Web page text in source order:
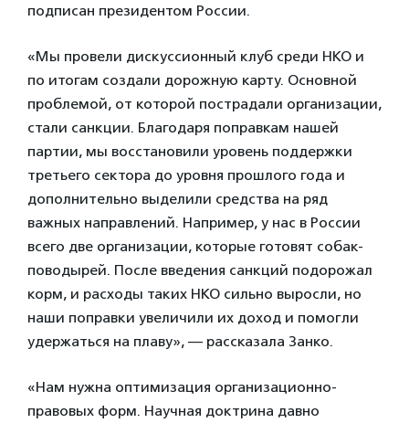
подписан президентом России.
«Мы провели дискуссионный клуб среди НКО и
по итогам создали дорожную карту. Основной
проблемой, от которой пострадали организации,
стали санкции. Благодаря поправкам нашей
партии, мы восстановили уровень поддержки
третьего сектора до уровня прошлого года и
дополнительно выделили средства на ряд
важных направлений. Например, у нас в России
всего две организации, которые готовят собак-
поводырей. После введения санкций подорожал
корм, и расходы таких НКО сильно выросли, но
наши поправки увеличили их доход и помогли
удержаться на плаву», — рассказала Занко.
«Нам нужна оптимизация организационно-
правовых форм. Научная доктрина давно